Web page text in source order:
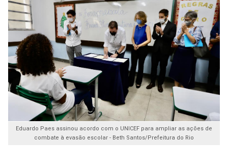
Eduardo Paes assinou acordo com o UNICEF para ampliar as ações de
combate à evasão escolar - Beth Santos/Prefeitura do Rio